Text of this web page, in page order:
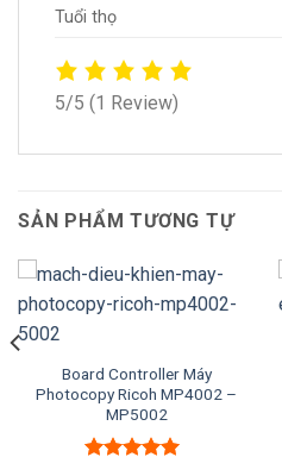
Tuổi thọ
5/5 (1 Review)
SẢN PHẨM TƯƠNG TỰ
Board Controller Máy
Photocopy Ricoh MP4002 –
MP5002